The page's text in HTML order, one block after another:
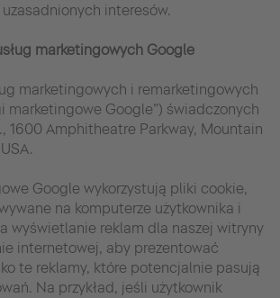
interesów.
marketingowych Google
marketingowych i remarketingowych
marketingowe Google”) świadczonych
1600 Amphitheatre Parkway, Mountain
Google wykorzystują pliki cookie,
na komputerze użytkownika i
wyświetlanie reklam dla naszej witryny
internetowej, aby prezentować
te reklamy, które potencjalnie pasują
Na przykład, jeśli użytkownik